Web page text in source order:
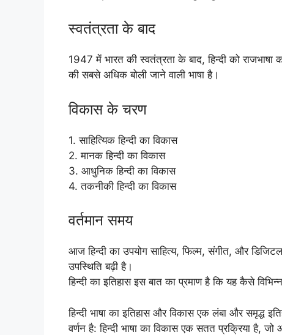
स्वतंत्रता के बाद
1947 में भारत की स्वतंत्रता के बाद, हिन्दी को
की सबसे अधिक बोली जाने वाली भाषा है।
विकास के चरण
1. साहित्यिक हिन्दी का विकास
2. मानक हिन्दी का विकास
3. आधुनिक हिन्दी का विकास
4. तकनीकी हिन्दी का विकास
वर्तमान समय
आज हिन्दी का उपयोग साहित्य, फिल्म, संगीत, और
उपस्थिति बढ़ी है।
हिन्दी का इतिहास इस बात का प्रमाण है कि यह कैसे
हिन्दी भाषा का इतिहास और विकास एक लंबा और समृद्ध
वर्णन है: हिन्दी भाषा का विकास एक सतत प्रक्रिया है,